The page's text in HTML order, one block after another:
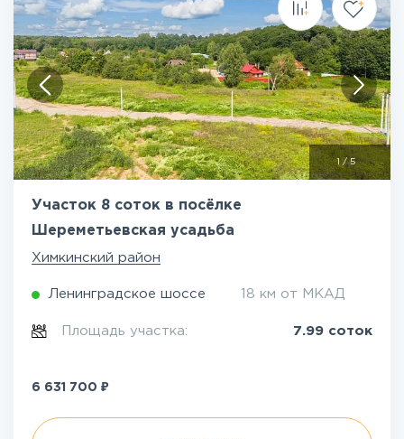
/5
Участок 8 соток в посёлке
Шереметьевская усадьба
Химкинский район
Ленинградское шоссе 18 км от МКАД
Площадь участка: 7.99 соток
6 631 700 ₽